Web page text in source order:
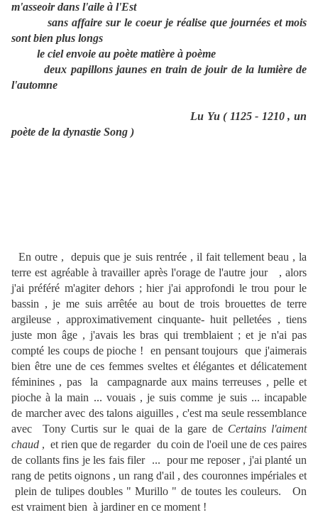
m'asseoir dans l'aile à l'Est
sans affaire sur le coeur je réalise que journées et mois
sont bien plus longs
le ciel envoie au poète matière à poème
deux papillons jaunes en train de jouir de la lumière de
l'automne
Lu Yu ( 1125 - 1210 , un
poète de la dynastie Song )
En outre , depuis que je suis rentrée , il fait tellement beau , la
terre est agréable à travailler après l'orage de l'autre jour , alors
j'ai préféré m'agiter dehors ; hier j'ai approfondi le trou pour le
bassin , je me suis arrêtée au bout de trois brouettes de terre
argileuse , approximativement cinquante- huit pelletées , tiens
juste mon âge , j'avais les bras qui tremblaient ; et je n'ai pas
compté les coups de pioche ! en pensant toujours que j'aimerais
bien être une de ces femmes sveltes et élégantes et délicatement
féminines , pas la campagnarde aux mains terreuses , pelle et
pioche à la main ... vouais , je suis comme je suis ... incapable
de marcher avec des talons aiguilles , c'est ma seule ressemblance
avec Tony Curtis sur le quai de la gare de Certains l'aiment
chaud , et rien que de regarder du coin de l'oeil une de ces paires
de collants fins je les fais filer ... pour me reposer , j'ai planté un
rang de petits oignons , un rang d'ail , des couronnes impériales et
plein de tulipes doubles " Murillo " de toutes les couleurs. On
est vraiment bien à jardiner en ce moment !